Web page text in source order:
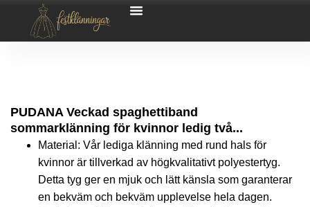
PUDANA Veckad spaghettiband
sommarklänning för kvinnor ledig två...
Material: Vår lediga klänning med rund hals för
kvinnor är tillverkad av högkvalitativt polyestertyg.
Detta tyg ger en mjuk och lätt känsla som garanterar
en bekväm och bekväm upplevelse hela dagen.